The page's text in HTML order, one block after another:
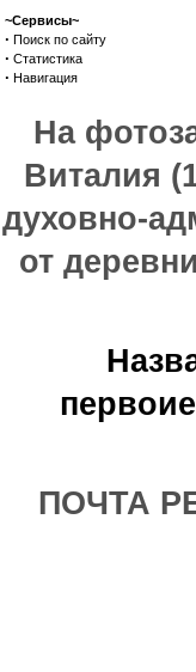
~Сервисы~
· Поиск по сайту
· Статистика
· Навигация
На
Виталия
духовно-
от
ПОЧТА